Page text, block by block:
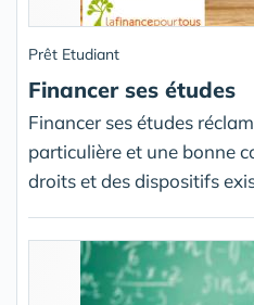
Prêt Etudiant
Financer ses études
Financer ses études
particulière et une bonne
droits et des dispositifs